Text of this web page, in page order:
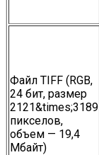
Файл TIFF (RGB,
24 бит, размер
2121&times;3189
пикселов,
объем — 19,4
Мбайт)